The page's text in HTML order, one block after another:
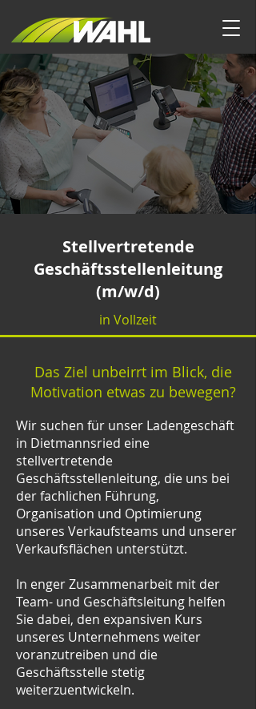
Stellvertretende
Geschäftsstellenleitung
(m/w/d)
in Vollzeit
Das Ziel unbeirrt im Blick, die
Motivation etwas zu bewegen?
Wir suchen für unser Ladengeschäft
in Dietmannsried eine
stellvertretende
Geschäftsstellenleitung, die uns bei
der fachlichen Führung,
Organisation und Optimierung
unseres Verkaufsteams und unserer
Verkaufsflächen unterstützt.
In enger Zusammenarbeit mit der
Team- und Geschäftsleitung helfen
Sie dabei, den expansiven Kurs
unseres Unternehmens weiter
voranzutreiben und die
Geschäftsstelle stetig
weiterzuentwickeln.